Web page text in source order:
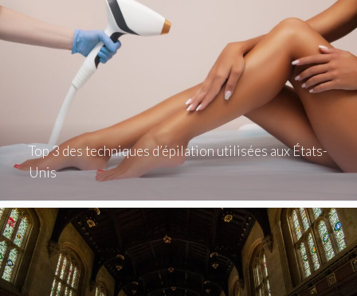
Top 3 des techniques d’épilation utilisées aux États-
Unis